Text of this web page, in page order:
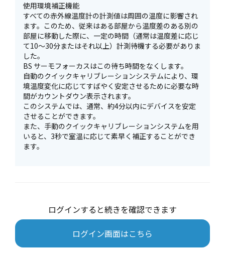
使用環境補正機能
すべての赤外線温度計の計測値は周囲の温度に影響され
ます。このため、従来はある部屋から温度差のある別の
部屋に移動した際に、一定の時間（通常は温度差に応じ
て10～30分またはそれ以上）計測待機する必要がありま
した。
BS サーモフォーカスはこの待ち時間をなくします。
自動のクイックキャリブレーションシステムにより、環
境温度変化に応じてすばやく安定させるために必要な時
間がカウントダウン表示されます。
このシステムでは、通常、約4分以内にデバイスを安定
させることができます。
また、手動のクイックキャリブレーションシステムを用
いると、3秒で室温に応じて素早く補正することができ
ます。
ログインすると続きを確認できます
ログイン画面はこちら